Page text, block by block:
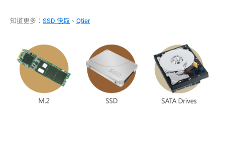
知道更多： SSD 快取 、 Qtier